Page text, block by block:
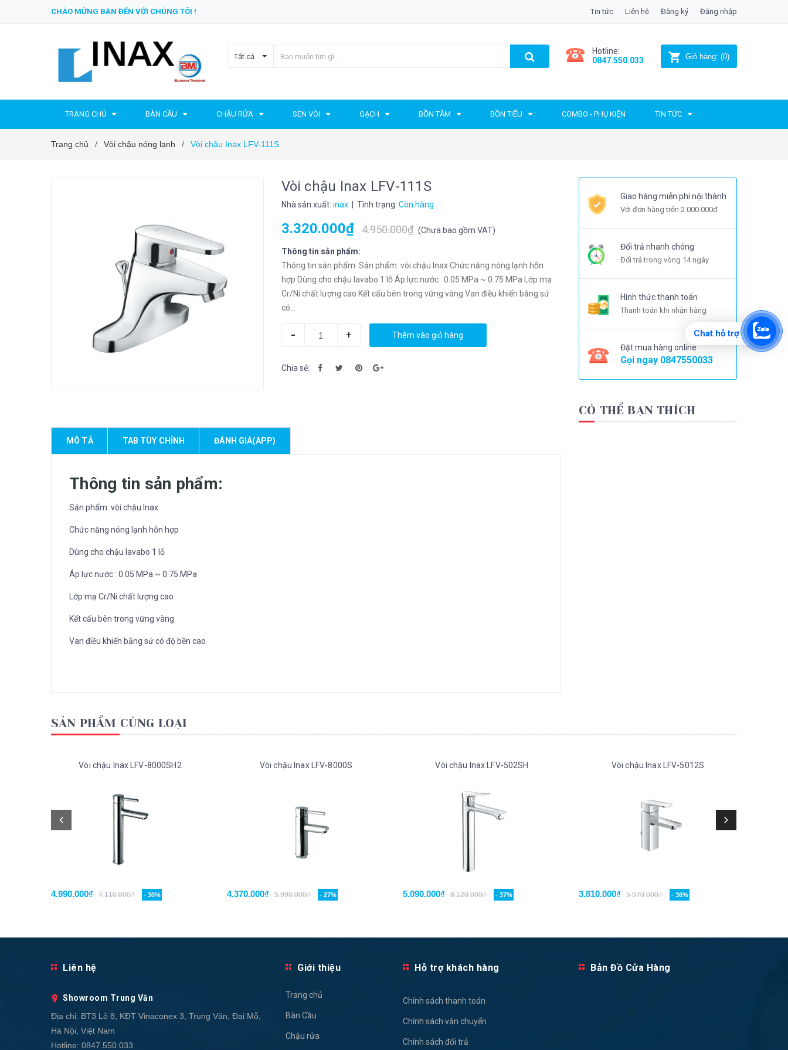
CHÀO MỪNG BẠN ĐẾN VỚI CHÚNG TÔI ! Tin tức Liên hệ Đăng ký Đăng nhập
Tất cả
Hotline:
0847.550.033
Giỏ hàng: (0)
TRANG CHỦ BÀN CẦU CHẬU RỬA SEN VÒI GẠCH BỒN TẮM BỒN TIỂU COMBO - PHỤ KIỆN TIN TỨC
Trang chủ / Vòi chậu nóng lạnh / Vòi chậu Inax LFV-111S
Vòi chậu Inax LFV-111S
Nhà sản xuất: inax | Tình trạng: Còn hàng
3.320.000₫ 4.950.000₫ (Chưa bao gồm VAT)
Thông tin sản phẩm:
Thông tin sản phẩm: Sản phẩm: vòi chậu Inax Chức năng nóng lạnh hỗn
hợp Dùng cho chậu lavabo 1 lỗ Áp lực nước : 0.05 MPa ~ 0.75 MPa Lớp mạ
Cr/Ni chất lượng cao Kết cấu bên trong vững vàng Van điều khiển bằng sứ
có...
- + Thêm vào giỏ hàng
Chia sẻ:
MÔ TẢ TAB TÙY CHỈNH ĐÁNH GIÁ(APP)
Thông tin sản phẩm:
Sản phẩm: vòi chậu Inax
Chức năng nóng lạnh hỗn hợp
Dùng cho chậu lavabo 1 lỗ
Áp lực nước : 0.05 MPa ~ 0.75 MPa
Lớp mạ Cr/Ni chất lượng cao
Kết cấu bên trong vững vàng
Van điều khiển bằng sứ có độ bền cao
Giao hàng miễn phí nội thành
Với đơn hàng trên 2.000.000đ
Đổi trả nhanh chóng
Đổi trả trong vòng 14 ngày
Hình thức thanh toán
Thanh toán khi nhận hàng
Đặt mua hàng online
Gọi ngay 0847550033
CÓ THỂ BẠN THÍCH
SẢN PHẨM CÙNG LOẠI
Vòi chậu Inax LFV-8000SH2
4.990.000₫ 7.110.000₫ - 30%
Vòi chậu Inax LFV-8000S
4.370.000₫ 5.990.000₫ - 27%
Vòi chậu Inax LFV-502SH
5.090.000₫ 8.120.000₫ - 37%
Vòi chậu Inax LFV-5012S
3.810.000₫ 5.970.000₫ - 36%
Liên hệ
Showroom Trung Văn
Địa chỉ: BT3 Lô 8, KĐT Vinaconex 3, Trung Văn, Đại Mỗ,
Hà Nội, Việt Nam
Hotline: 0847.550.033
Giới thiệu
Trang chủ
Bàn Cầu
Chậu rửa
Hỗ trợ khách hàng
Chính sách thanh toán
Chính sách vận chuyển
Chính sách đổi trả
Bản Đồ Cửa Hàng
Chat hỗ trợ